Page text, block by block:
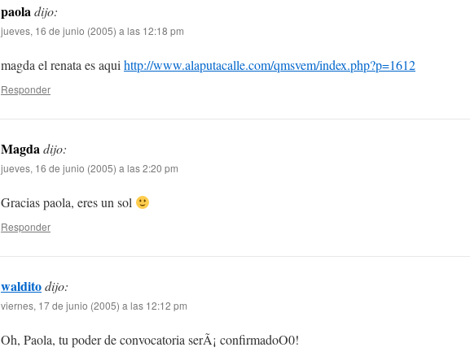
paoladijo:
jueves, 16 de junio (2005) a las 12:18 pm
magda el renata es aqui http://www.alaputacalle.com/qmsvem/index.php?p=1612
Responder
Magdadijo:
jueves, 16 de junio (2005) a las 2:20 pm
Gracias paola, eres un sol
Responder
walditodijo:
viernes, 17 de junio (2005) a las 12:12 pm
Oh, Paola, tu poder de convocatoria serÃ¡ confirmadoO0!